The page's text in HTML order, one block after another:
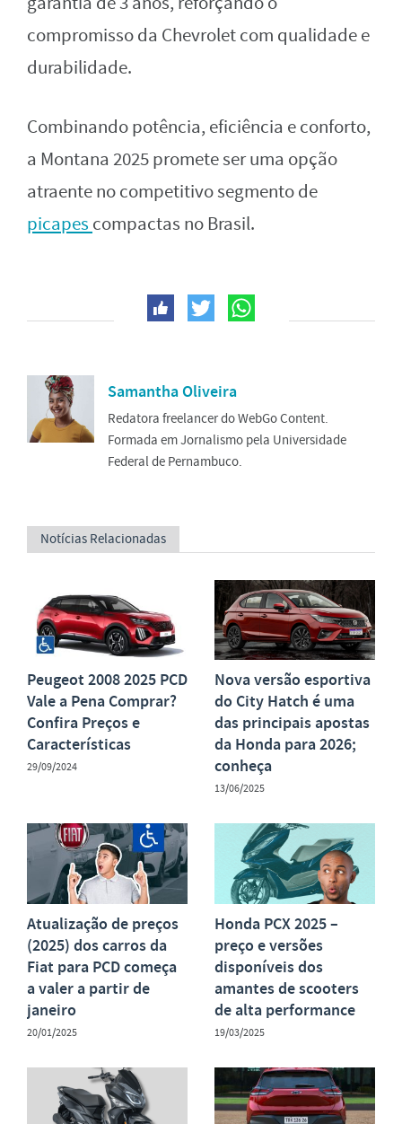
compromisso da Chevrolet com qualidade e
durabilidade.
Combinando potência, eficiência e conforto,
a Montana 2025 promete ser uma opção
atraente no competitivo segmento de
picapes compactas no Brasil.
Samantha Oliveira
Redatora freelancer do WebGo Content.
Formada em Jornalismo pela Universidade
Federal de Pernambuco.
Notícias Relacionadas
Peugeot 2008 2025 PCD
Vale a Pena Comprar?
Confira Preços e
Características
29/09/2024
Nova versão esportiva
do City Hatch é uma
das principais apostas
da Honda para 2026;
conheça
13/06/2025
Atualização de preços
(2025) dos carros da
Fiat para PCD começa
a valer a partir de
janeiro
20/01/2025
Honda PCX 2025 –
preço e versões
disponíveis dos
amantes de scooters
de alta performance
19/03/2025